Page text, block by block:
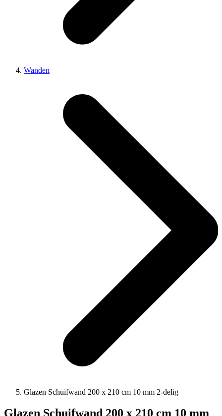
Wanden
Glazen Schuifwand 200 x 210 cm 10 mm 2-delig
Glazen Schuifwand 200 x 210 cm 10 mm